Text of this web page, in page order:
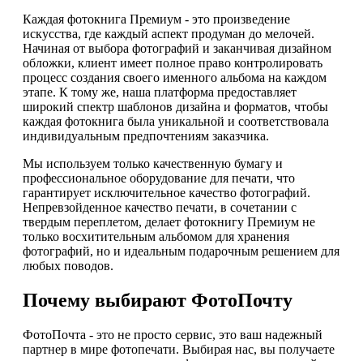
Каждая фотокнига Премиум - это произведение
искусства, где каждый аспект продуман до мелочей.
Начиная от выбора фотографий и заканчивая дизайном
обложки, клиент имеет полное право контролировать
процесс создания своего именного альбома на каждом
этапе. К тому же, наша платформа предоставляет
широкий спектр шаблонов дизайна и форматов, чтобы
каждая фотокнига была уникальной и соответствовала
индивидуальным предпочтениям заказчика.
Мы используем только качественную бумагу и
профессиональное оборудование для печати, что
гарантирует исключительное качество фотографий.
Непревзойденное качество печати, в сочетании с
твердым переплетом, делает фотокнигу Премиум не
только восхитительным альбомом для хранения
фотографий, но и идеальным подарочным решением для
любых поводов.
Почему выбирают ФотоПочту
ФотоПочта - это не просто сервис, это ваш надежный
партнер в мире фотопечати. Выбирая нас, вы получаете